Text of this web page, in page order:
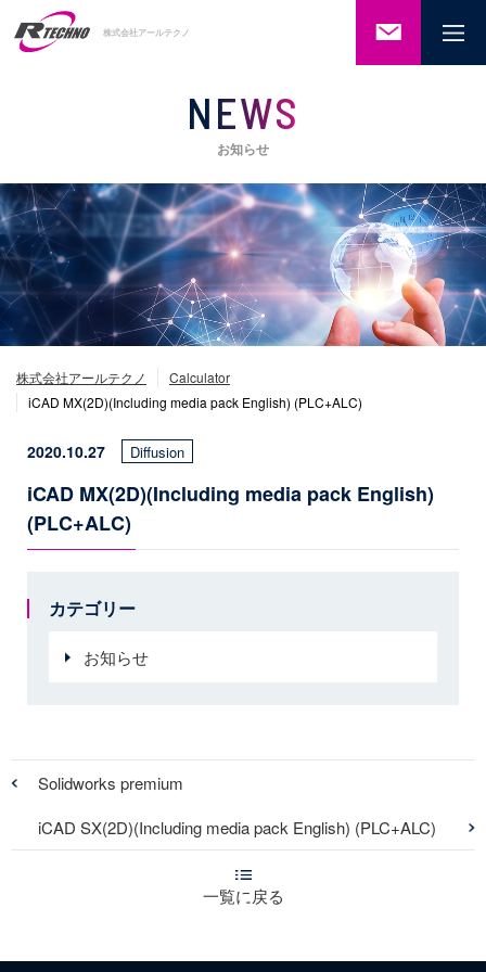
株式会社アールテクノ ご相談・
わせ
NEWS
お知らせ
株式会社アールテクノ
Calculator
iCAD MX(2D)(Including media pack English) (PLC+ALC)
2020.10.27 Diffusion
iCAD MX(2D)(Including media pack English)
(PLC+ALC)
カテゴリー
お知らせ
Solidworks premium
一覧に戻る
iCAD SX(2D)(Including media pack English) (PLC+ALC)